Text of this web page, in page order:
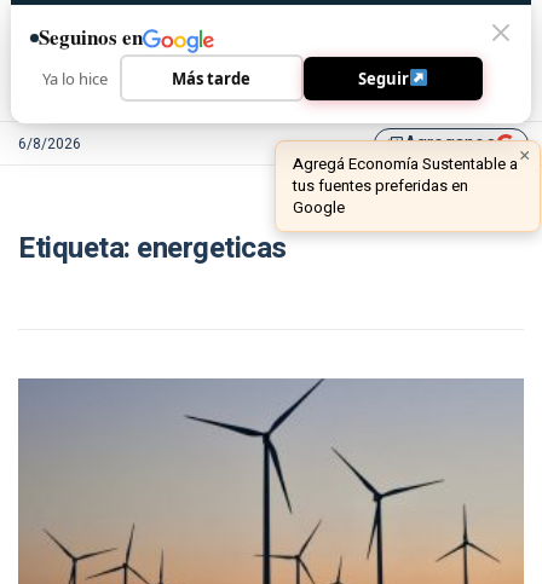
6/8/2026 library_addAgreganos ×
Agregá Economía Sustentable a
tus fuentes preferidas en
Google
Etiqueta: energeticas
Seguinos en
Ya lo hice Más tarde Seguir